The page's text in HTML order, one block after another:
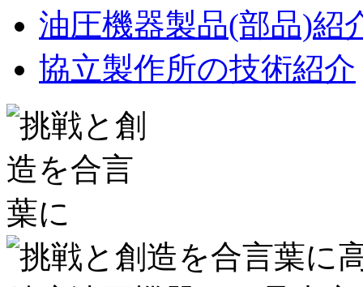
油圧機器製品(部品)紹
協立製作所の技術紹介